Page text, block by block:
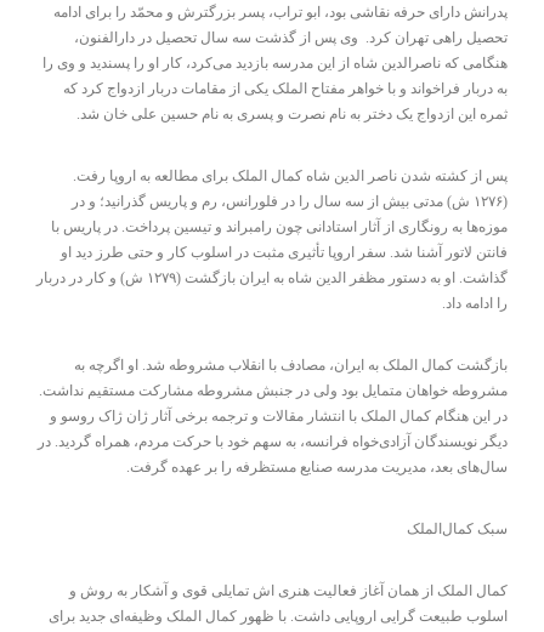
پدرانش دارای حرفه نقاشی بود، ابو تراب، پسر بزرگترش و محمّد را برای ادامه
تحصیل راهی تهران کرد. وی پس از گذشت سه سال تحصیل در دارالفنون،
هنگامی که ناصرالدین شاه از این مدرسه بازدید می‌کرد، کار او را پسندید و وی را
به دربار فراخواند و با خواهر مفتاح الملک یکی از مقامات دربار ازدواج کرد که
ثمره این ازدواج یک دختر به نام نصرت و پسری به نام حسین علی خان شد.
پس از کشته شدن ناصر الدین شاه کمال الملک برای مطالعه به اروپا رفت.
(۱۲۷۶ ش) مدتی بیش از سه سال را در فلورانس، رم و پاریس گذرانید؛ و در
موزه‌ها به رونگاری از آثار استادانی چون رامبراند و تیسین پرداخت. در پاریس با
فانتن لاتور آشنا شد. سفر اروپا تأثیری مثبت در اسلوب کار و حتی طرز دید او
گذاشت. او به دستور مظفر الدین شاه به ایران بازگشت (۱۲۷۹ ش) و کار در دربار
را ادامه داد.
بازگشت کمال الملک به ایران، مصادف با انقلاب مشروطه شد. او اگرچه به
مشروطه خواهان متمایل بود ولی در جنبش مشروطه مشارکت مستقیم نداشت.
در این هنگام کمال الملک با انتشار مقالات و ترجمه برخی آثار ژان ژاک روسو و
دیگر نویسندگان آزادی‌خواه فرانسه، به سهم خود با حرکت مردم، همراه گردید. در
سال‌های بعد، مدیریت مدرسه صنایع مستظرفه را بر عهده گرفت.
سبک کمال‌الملک
کمال الملک از همان آغاز فعالیت هنری اش تمایلی قوی و آشکار به روش و
اسلوب طبیعت گرایی اروپایی داشت. با ظهور کمال الملک وظیفه‌ای جدید برای